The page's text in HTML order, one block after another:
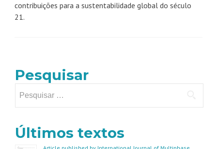
contribuições para a sustentabilidade global do século
21.
Pesquisar
por:
Últimos textos